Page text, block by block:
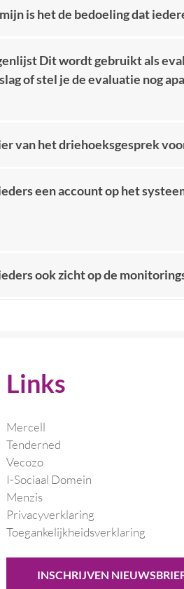
is het de bedoeling dat
Dit wordt gebruikt als
of stel je de evaluatie nog
van het driehoeksgesprek
een account op het
ook zicht op de
Links
Mercell
Tenderned
Vecozo
I-Sociaal Domein
Menzis
Privacyverklaring
Toegankelijkheidsverklaring
INSCHRIJVEN